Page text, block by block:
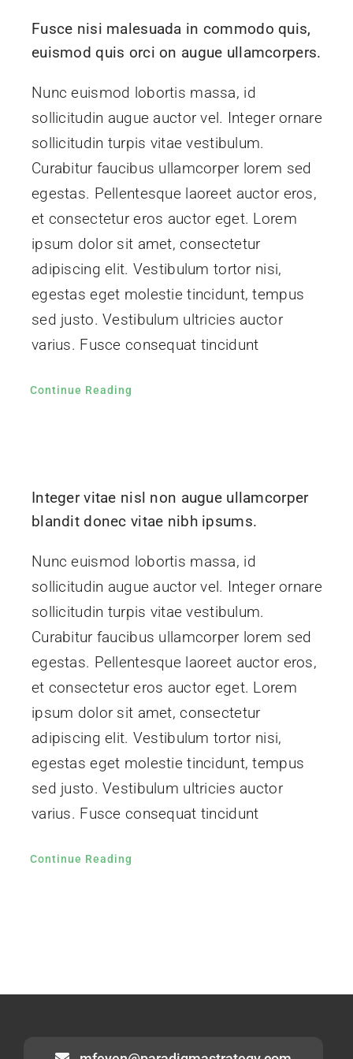
Fusce nisi malesuada in commodo quis,
euismod quis orci on augue ullamcorpers.
Nunc euismod lobortis massa, id
sollicitudin augue auctor vel. Integer ornare
sollicitudin turpis vitae vestibulum.
Curabitur faucibus ullamcorper lorem sed
egestas. Pellentesque laoreet auctor eros,
et consectetur eros auctor eget. Lorem
ipsum dolor sit amet, consectetur
adipiscing elit. Vestibulum tortor nisi,
egestas eget molestie tincidunt, tempus
sed justo. Vestibulum ultricies auctor
varius. Fusce consequat tincidunt
Continue Reading
Integer vitae nisl non augue ullamcorper
blandit donec vitae nibh ipsums.
Nunc euismod lobortis massa, id
sollicitudin augue auctor vel. Integer ornare
sollicitudin turpis vitae vestibulum.
Curabitur faucibus ullamcorper lorem sed
egestas. Pellentesque laoreet auctor eros,
et consectetur eros auctor eget. Lorem
ipsum dolor sit amet, consectetur
adipiscing elit. Vestibulum tortor nisi,
egestas eget molestie tincidunt, tempus
sed justo. Vestibulum ultricies auctor
varius. Fusce consequat tincidunt
Continue Reading